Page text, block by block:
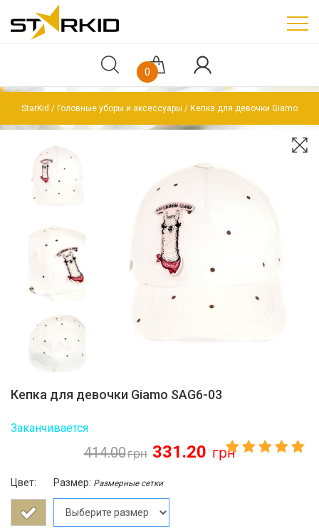
0
StarKid Головные уборы и аксессуары Кепка для девочки Giamo
Кепка для девочки Giamo SAG6-03
Заканчивается
414.00 331.20
Цвет: Размер: Размерные сетки